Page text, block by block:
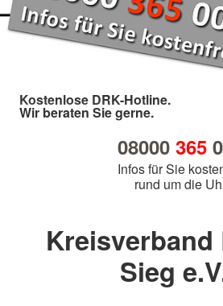
Kostenlose DRK-Hotline.
Wir beraten Sie gerne.
08000 365
Infos für Sie
rund um die
Kreisverband
Sieg